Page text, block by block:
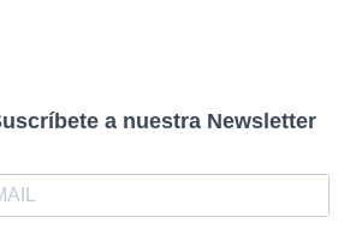
a nuestra Newsletter